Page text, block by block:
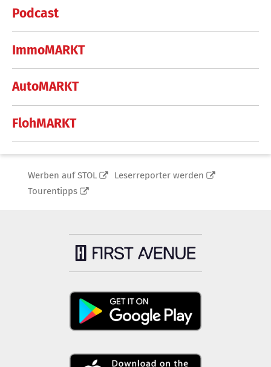
Podcast
ImmoMARKT
AutoMARKT
FlohMARKT
Werben auf STOL
Leserreporter werden
Tourentipps